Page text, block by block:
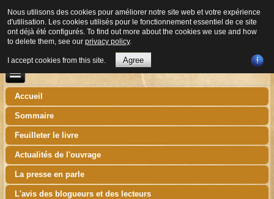
Accueil
Sommaire
Feuilleter le livre
Actualités de l'ouvrage
La presse en parle
L'avis des blogueurs et des lecteurs
Nous utilisons des cookies pour améliorer notre site web et votre expérience
d'utilisation. Les cookies utilisés pour le fonctionnement essentiel de ce site
ont déjà été configurés. To find out more about the cookies we use and how
to delete them, see our privacy policy.
I accept cookies from this site. Agree